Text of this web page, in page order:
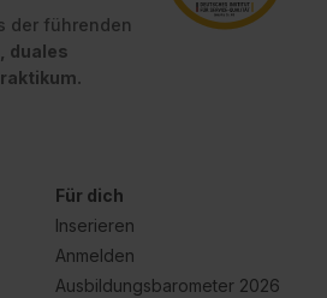
(EuGH – Schrems
erteilte Einwilligung jederzeit mit
ganz oder teilweise über unsere
Datenschutzerklärung
der führenden
duales
Für dich
Inserieren
Anmelden
Ausbildungsbarometer 2026